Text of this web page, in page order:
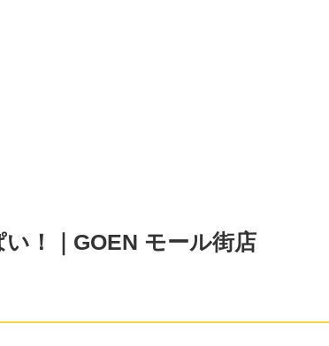
！｜GOEN モール街店